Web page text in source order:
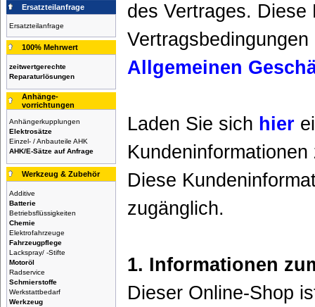
Ersatzteilanfrage
Ersatzteilanfrage
100% Mehrwert
zeitwertgerechte
Reparaturlösungen
Anhänge-
vorrichtungen
Anhängerkupplungen
Elektrosätze
Einzel- / Anbauteile AHK
AHK/E-Sätze auf Anfrage
Werkzeug & Zubehör
Additive
Batterie
Betriebsflüssigkeiten
Chemie
Elektrofahrzeuge
Fahrzeugpflege
Lackspray/ -Stifte
Motoröl
Radservice
Schmierstoffe
Werkstattbedarf
Werkzeug
des Vertrages. Diese
Allgemeinen
Laden Sie sich hier
Diese
zugänglich.
1. Informationen
Dieser Online-Shop